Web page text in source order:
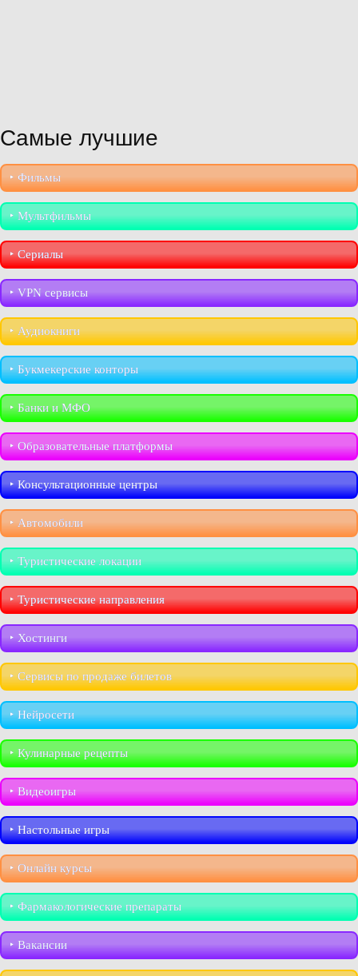
Самые лучшие
‣︎ Фильмы
‣︎ Мультфильмы
‣︎ Сериалы
‣︎ VPN сервисы
‣︎ Аудиокниги
‣︎ Букмекерские конторы
‣︎ Банки и МФО
‣︎ Образовательные платформы
‣︎ Консультационные центры
‣︎ Автомобили
‣︎ Туристические локации
‣︎ Туристические направления
‣︎ Хостинги
‣︎ Сервисы по продаже билетов
‣︎ Нейросети
‣︎ Кулинарные рецепты
‣︎ Видеоигры
‣︎ Настольные игры
‣︎ Онлайн курсы
‣︎ Фармакологические препараты
‣︎ Вакансии